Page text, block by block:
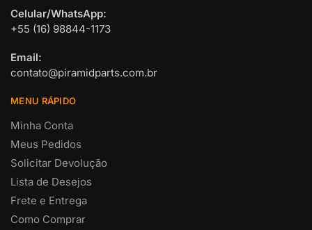
Celular/WhatsApp:
+55 (16) 98844-1173
Email:
contato@piramidparts.com.br
MENU RÁPIDO
Minha Conta
Meus Pedidos
Solicitar Devolução
Lista de Desejos
Frete e Entrega
Como Comprar